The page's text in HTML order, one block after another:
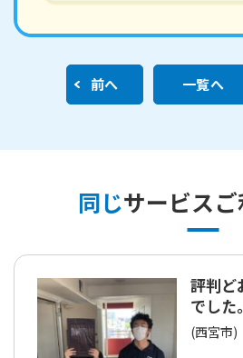
前へ 一覧へ
同じサービス
評判ど
でした。
(西宮市)